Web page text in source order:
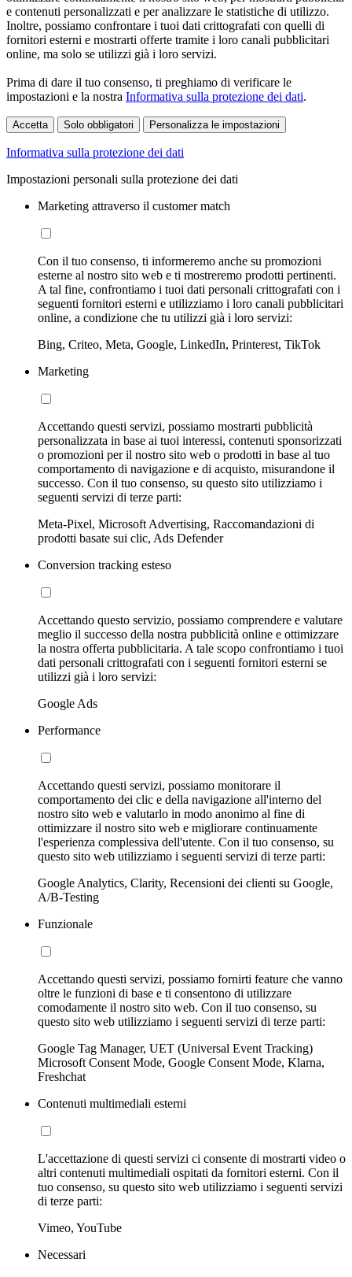
e contenuti personalizzati e per analizzare le statistiche di utilizzo.
Inoltre, possiamo confrontare i tuoi dati crittografati con quelli di
fornitori esterni e mostrarti offerte tramite i loro canali pubblicitari
online, ma solo se utilizzi già i loro servizi.
Prima di dare il tuo consenso, ti preghiamo di verificare le
impostazioni e la nostra Informativa sulla protezione dei dati.
Accetta Solo obbligatori Personalizza le impostazioni
Informativa sulla protezione dei dati
Impostazioni personali sulla protezione dei dati
Marketing attraverso il customer match
Con il tuo consenso, ti informeremo anche su promozioni
esterne al nostro sito web e ti mostreremo prodotti pertinenti.
A tal fine, confrontiamo i tuoi dati personali crittografati con i
seguenti fornitori esterni e utilizziamo i loro canali pubblicitari
online, a condizione che tu utilizzi già i loro servizi:
Bing, Criteo, Meta, Google, LinkedIn, Printerest, TikTok
Marketing
Accettando questi servizi, possiamo mostrarti pubblicità
personalizzata in base ai tuoi interessi, contenuti sponsorizzati
o promozioni per il nostro sito web o prodotti in base al tuo
comportamento di navigazione e di acquisto, misurandone il
successo. Con il tuo consenso, su questo sito utilizziamo i
seguenti servizi di terze parti:
Meta-Pixel, Microsoft Advertising, Raccomandazioni di
prodotti basate sui clic, Ads Defender
Conversion tracking esteso
Accettando questo servizio, possiamo comprendere e valutare
meglio il successo della nostra pubblicità online e ottimizzare
la nostra offerta pubblicitaria. A tale scopo confrontiamo i tuoi
dati personali crittografati con i seguenti fornitori esterni se
utilizzi già i loro servizi:
Google Ads
Performance
Accettando questi servizi, possiamo monitorare il
comportamento dei clic e della navigazione all'interno del
nostro sito web e valutarlo in modo anonimo al fine di
ottimizzare il nostro sito web e migliorare continuamente
l'esperienza complessiva dell'utente. Con il tuo consenso, su
questo sito web utilizziamo i seguenti servizi di terze parti:
Google Analytics, Clarity, Recensioni dei clienti su Google,
A/B-Testing
Funzionale
Accettando questi servizi, possiamo fornirti feature che vanno
oltre le funzioni di base e ti consentono di utilizzare
comodamente il nostro sito web. Con il tuo consenso, su
questo sito web utilizziamo i seguenti servizi di terze parti:
Google Tag Manager, UET (Universal Event Tracking)
Microsoft Consent Mode, Google Consent Mode, Klarna,
Freshchat
Contenuti multimediali esterni
L'accettazione di questi servizi ci consente di mostrarti video o
altri contenuti multimediali ospitati da fornitori esterni. Con il
tuo consenso, su questo sito web utilizziamo i seguenti servizi
di terze parti:
Vimeo, YouTube
Necessari